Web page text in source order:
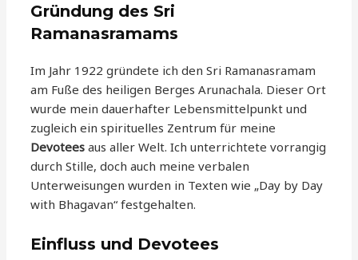
Gründung des Sri
Ramanasramams
Im Jahr 1922 gründete ich den Sri Ramanasramam
am Fuße des heiligen Berges Arunachala. Dieser Ort
wurde mein dauerhafter Lebensmittelpunkt und
zugleich ein spirituelles Zentrum für meine
Devotees aus aller Welt. Ich unterrichtete vorrangig
durch Stille, doch auch meine verbalen
Unterweisungen wurden in Texten wie „Day by Day
with Bhagavan“ festgehalten.
Einfluss und Devotees